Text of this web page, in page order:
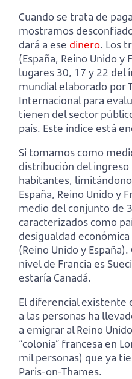
Cuando se trata de
mostramos
dará a ese dinero. Los
(España, Reino Unido y
lugares 30, 17 y 22 del
mundial elaborado por
Internacional para
tienen del sector
país. Este índice está
Si tomamos como
distribución del
habitantes,
España, Reino Unido y
medio del conjunto de
caracterizados como
desigualdad
(Reino Unido y
nivel de Francia es
estaría Canadá.
El diferencial existente
a las personas ha
a emigrar al Reino
“colonia” francesa en
mil personas) que ya
Paris-on-Thames.